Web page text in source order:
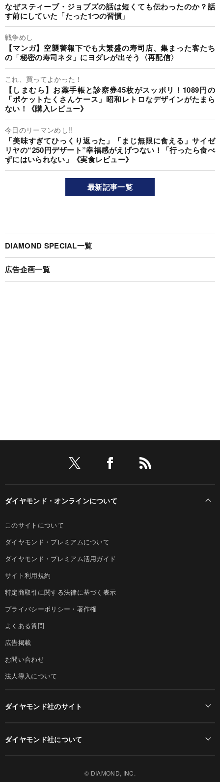
なぜスティーブ・ジョブズの話は短くても伝わったのか？話
す前にしていた「たった1つの習慣」
戦争めし
【マンガ】空襲警報下でも大繁盛の寿司店、集まった客たち
の「秘密の寿司ネタ」にヨダレが出そう〈再配信〉
これ、買ってよかった！
【しまむら】お薬手帳と診察券45枚がスッポリ！1089円の
「ポケットたくさんケース」昭和レトロなデザインがたまら
ない！《購入レビュー》
今日のリーマンめし!!
「美味すぎてひっくり返った」「まじ無限に食える」サイゼ
リヤの“250円デザート”幸福感がえげつない！「行ったら食べ
ずにはいられない」《実食レビュー》
最新記事一覧
DIAMOND SPECIAL一覧
広告企画一覧
ダイヤモンド・オンラインについて
このサイトについて
ダイヤモンド・プレミアムについて
ダイヤモンド・プレミアム活用ガイド
サイト利用規約
特定商取引に関する法律に基づく表示
プライバシーポリシー・著作権
よくある質問
広告掲載
お問い合わせ
法人導入について
ダイヤモンド社のサイト
ダイヤモンド社について
© DIAMOND, INC.